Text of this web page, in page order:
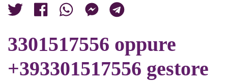
3301517556 oppure
+393301517556 gestore